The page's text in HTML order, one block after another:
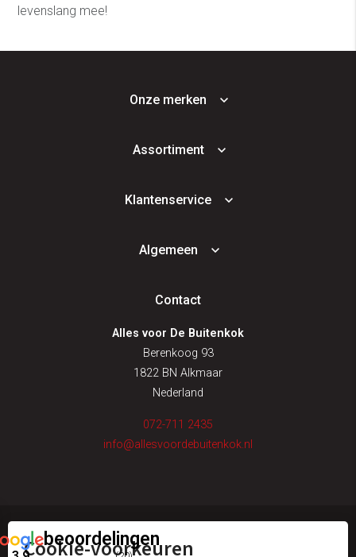
levenslang mee!
Onze merken
Assortiment
Klantenservice
Algemeen
Contact
Alles voor De Buitenkok
Berenkoog 93
1822 BN Alkmaar
Nederland
072-711 2435
info@allesvoordebuitenkok.nl
© alles voor de buitenkok
beoordelingen
Cookie-voorkeuren